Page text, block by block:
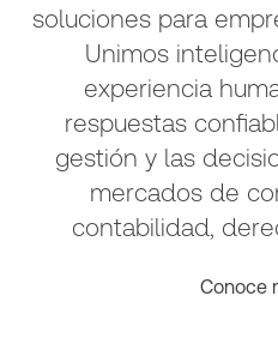
soluciones para
Unimos
experiencia
respuestas
gestión y las
mercados de
contabilidad,
Conoce